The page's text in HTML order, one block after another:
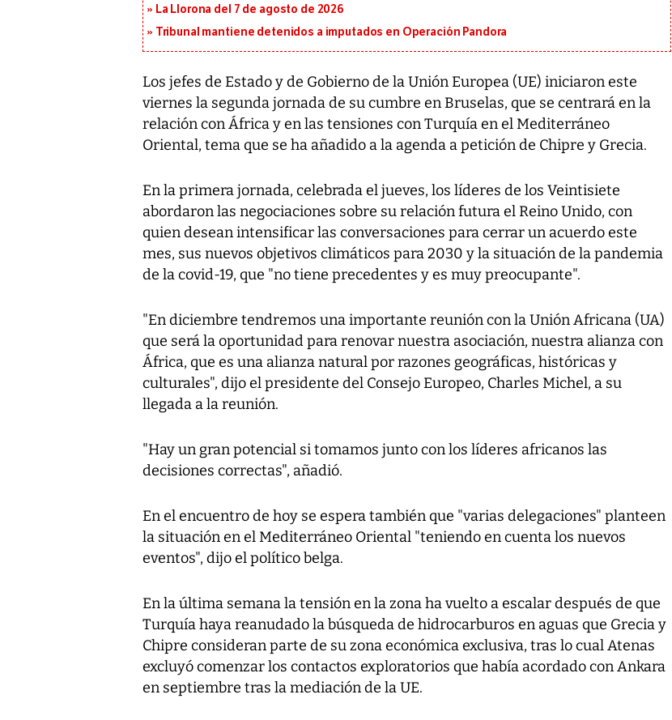
La Llorona del 7 de agosto de 2026
Tribunal mantiene detenidos a imputados en Operación Pandora
Los jefes de Estado y de Gobierno de la Unión Europea (UE) iniciaron este
viernes la segunda jornada de su cumbre en Bruselas, que se centrará en la
relación con África y en las tensiones con Turquía en el Mediterráneo
Oriental, tema que se ha añadido a la agenda a petición de Chipre y Grecia.
En la primera jornada, celebrada el jueves, los líderes de los Veintisiete
abordaron las negociaciones sobre su relación futura el Reino Unido, con
quien desean intensificar las conversaciones para cerrar un acuerdo este
mes, sus nuevos objetivos climáticos para 2030 y la situación de la pandemia
de la covid-19, que "no tiene precedentes y es muy preocupante".
"En diciembre tendremos una importante reunión con la Unión Africana (UA)
que será la oportunidad para renovar nuestra asociación, nuestra alianza con
África, que es una alianza natural por razones geográficas, históricas y
culturales", dijo el presidente del Consejo Europeo, Charles Michel, a su
llegada a la reunión.
"Hay un gran potencial si tomamos junto con los líderes africanos las
decisiones correctas", añadió.
En el encuentro de hoy se espera también que "varias delegaciones" planteen
la situación en el Mediterráneo Oriental "teniendo en cuenta los nuevos
eventos", dijo el político belga.
En la última semana la tensión en la zona ha vuelto a escalar después de que
Turquía haya reanudado la búsqueda de hidrocarburos en aguas que Grecia y
Chipre consideran parte de su zona económica exclusiva, tras lo cual Atenas
excluyó comenzar los contactos exploratorios que había acordado con Ankara
en septiembre tras la mediación de la UE.